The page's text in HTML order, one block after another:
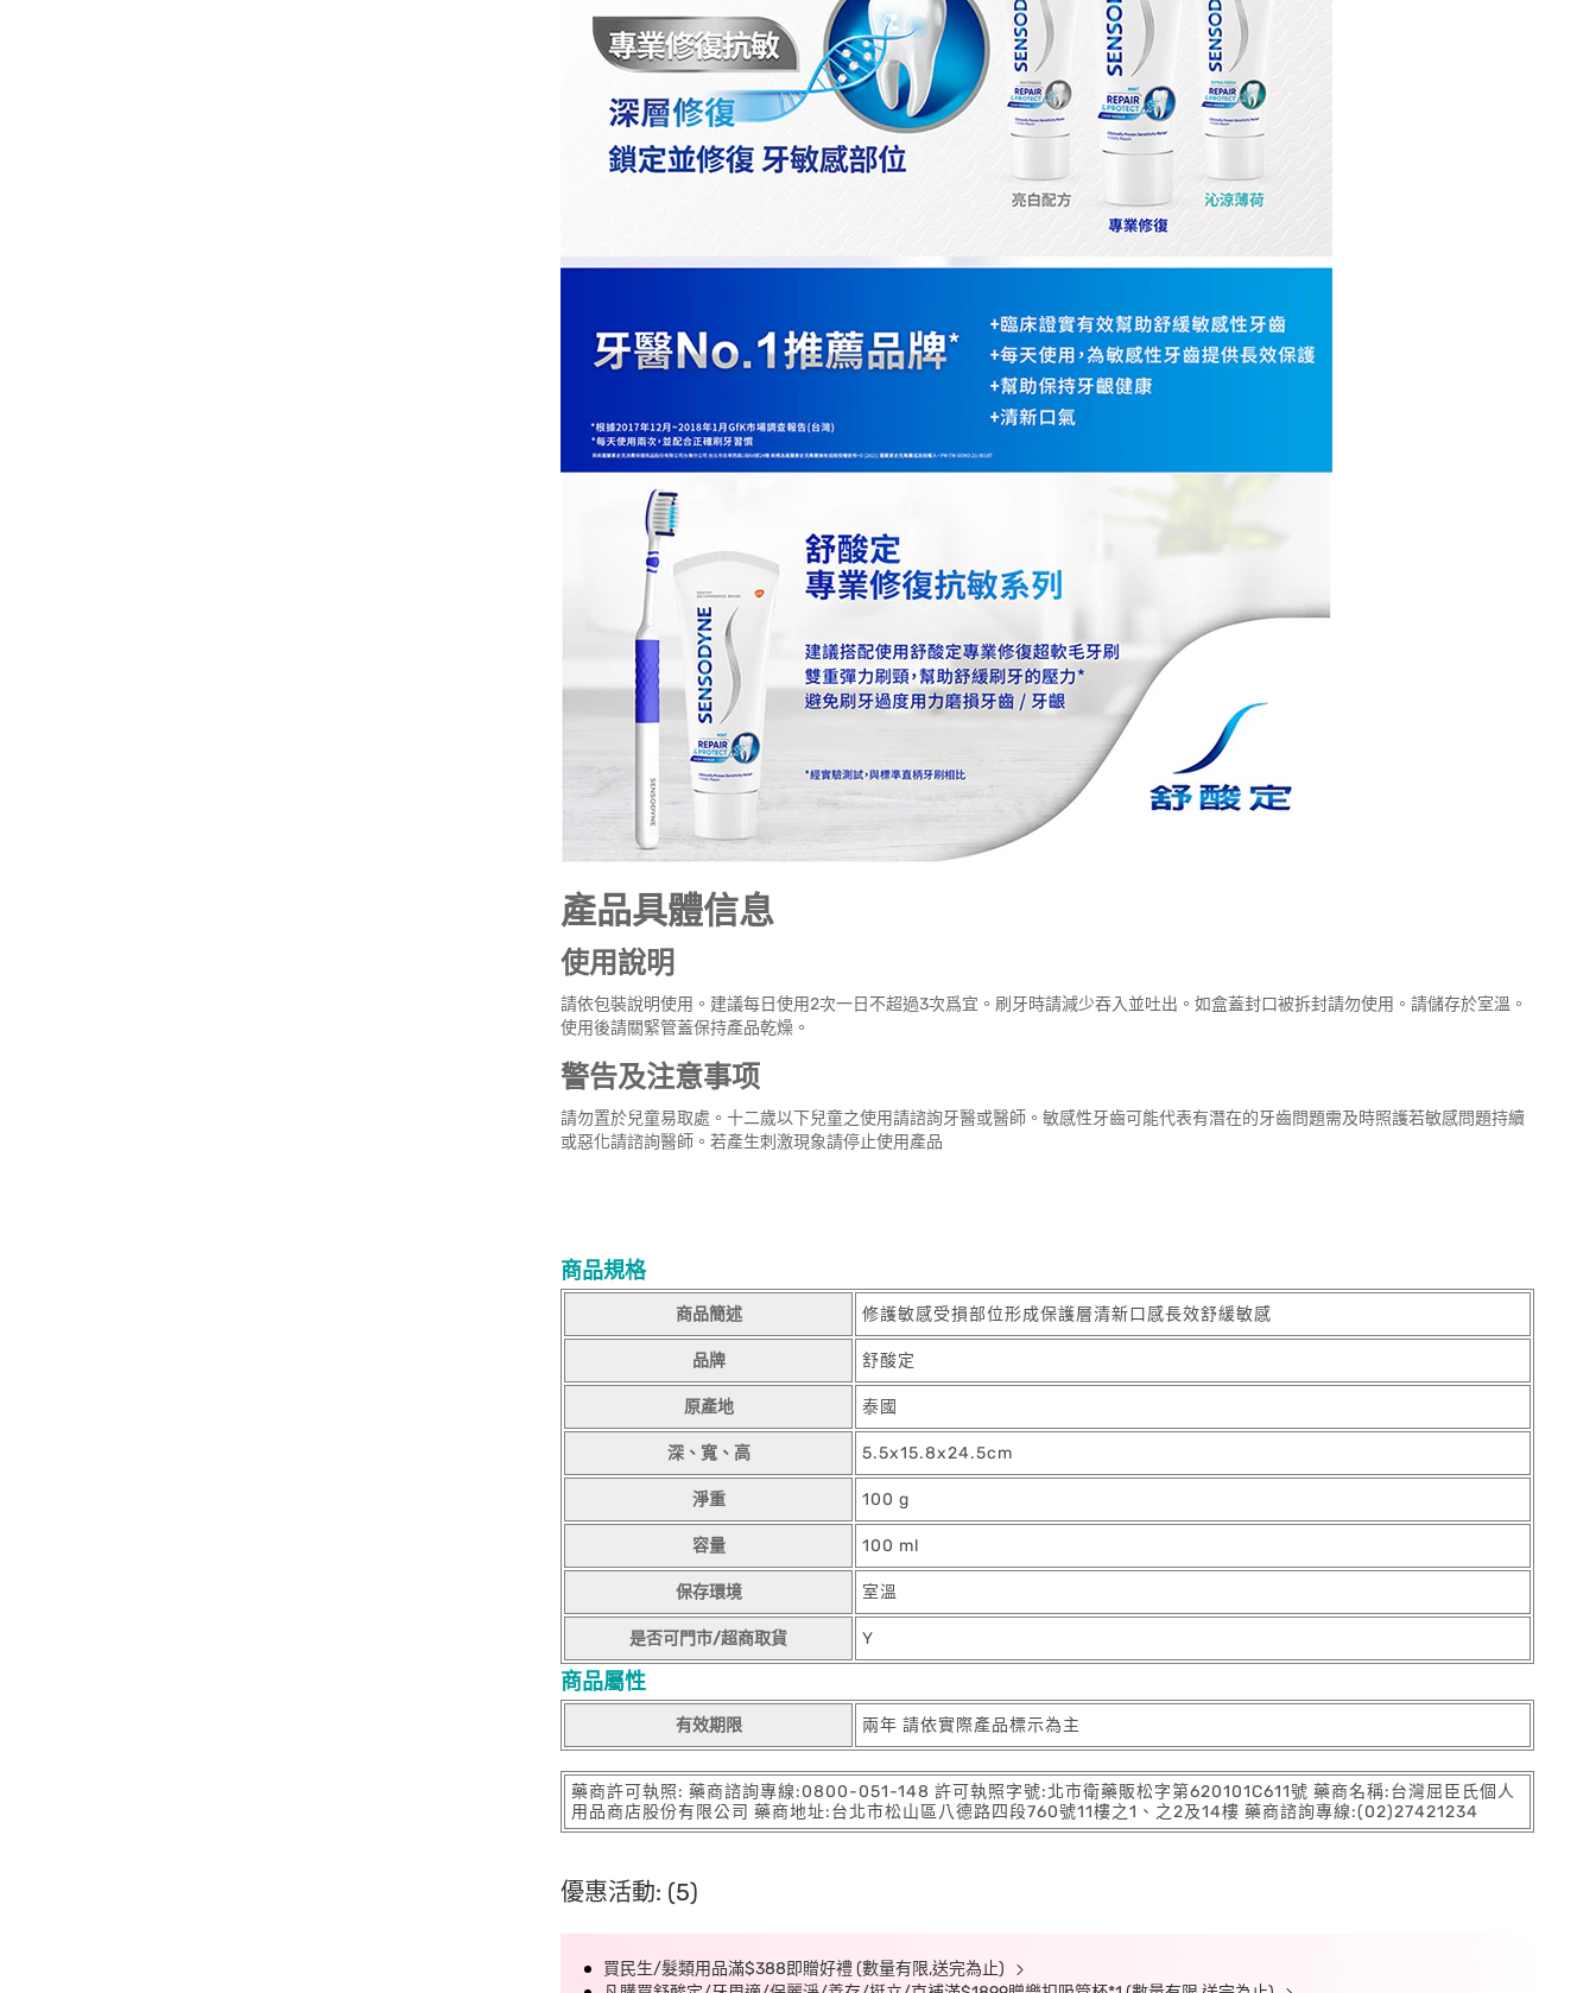
產品具體信息
使用說明
請依包裝說明使用。建議每日使用2次一日不超過3次爲宜。刷牙時請減少吞入並吐出。如盒蓋封口被拆封請勿使用。請儲存於室溫。
使用後請關緊管蓋保持產品乾燥。
警告及注意事项
請勿置於兒童易取處。十二歲以下兒童之使用請諮詢牙醫或醫師。敏感性牙齒可能代表有潛在的牙齒問題需及時照護若敏感問題持續
或惡化請諮詢醫師。若產生刺激現象請停止使用產品
商品規格
商品簡述 修護敏感受損部位形成保護層清新口感長效舒緩敏感
品牌 舒酸定
原產地 泰國
深、寬、高 5.5x15.8x24.5cm
淨重 100 g
容量 100 ml
保存環境 室溫
是否可門市/超商取貨 Y
商品屬性
有效期限 兩年 請依實際產品標示為主
藥商許可執照: 藥商諮詢專線:0800-051-148 許可執照字號:北市衛藥販松字第620101C611號 藥商名稱:台灣屈臣氏個人
用品商店股份有限公司 藥商地址:台北市松山區八德路四段760號11樓之1、之2及14樓 藥商諮詢專線:(02)27421234
優惠活動: (5)
買民生/髮類用品滿$388即贈好禮 (數量有限,送完為止)